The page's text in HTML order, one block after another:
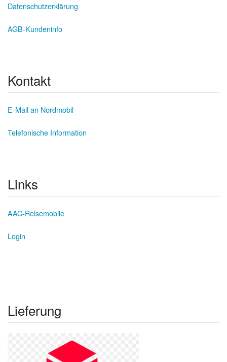
Datenschutzerklärung
AGB-Kundeninfo
Kontakt
E-Mail an Nordmobil
Telefonische Information
Links
AAC-Reisemobile
Login
Lieferung